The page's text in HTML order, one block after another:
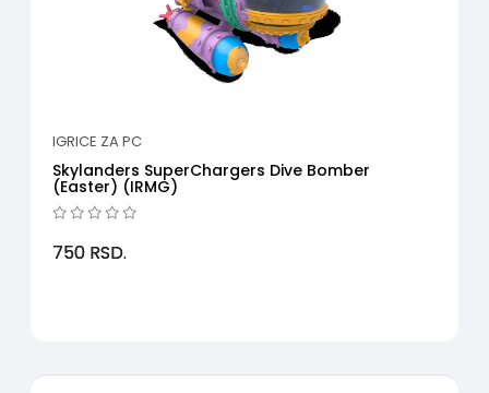
IGRICE ZA PC
Skylanders SuperChargers Dive Bomber
(Easter) (IRMG)
750 RSD.